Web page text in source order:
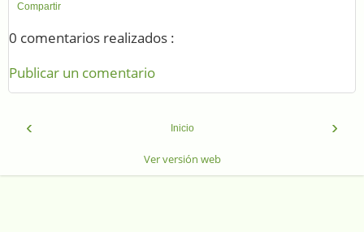
Compartir
0 comentarios realizados :
Publicar un comentario
‹ ›
Inicio
Ver versión web